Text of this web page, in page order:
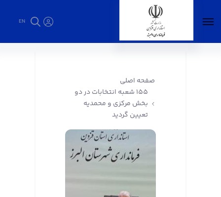
EN
صفحه اصلی
155 شعبه انتخابات در دو
بخش مرکزی و محمدیه
تعیین گردید